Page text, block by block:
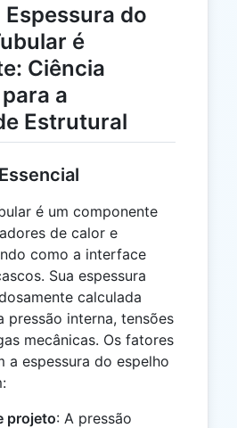
Espessura do
é
Ciência
a
Estrutural
é um componente
de calor e
como a interface
Sua espessura
calculada
pressão interna, tensões
mecânicas. Os fatores
a espessura do espelho
projeto: A pressão